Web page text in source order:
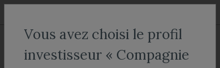
Aller au menu
Aller au contenu
COVEA FINANCE Nos expertises La Recherche
Vous avez choisi le profil
investisseur « Compagnie